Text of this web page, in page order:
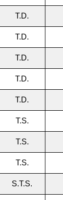
T.D.
T.D.
T.D.
T.D.
T.D.
T.S.
T.S.
T.S.
S.T.S.